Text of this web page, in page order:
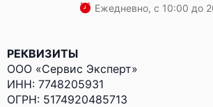
Ежедневно, с 10:00 до
РЕКВИЗИТЫ
ООО «Сервис Эксперт»
ИНН: 7748205931
ОГРН: 5174920485713